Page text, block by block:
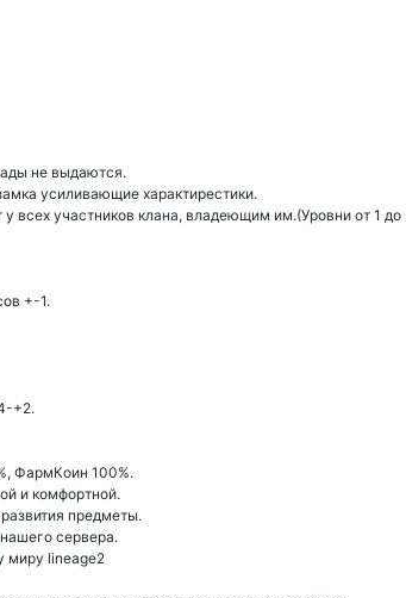
не выдаются.
усиливающие характирестики.
всех участников клана, владеющим им.(Уровни от 1 до
+-1.
+2.
ФармКоин 100%.
и комфортной.
предметы.
сервера.
миру lineage2